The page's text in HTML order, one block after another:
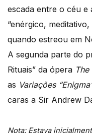
escada entre o céu e
“enérgico,
quando estreou em
A segunda parte do
Rituais” da ópera
as Variações
caras a Sir Andrew
Nota: Estava